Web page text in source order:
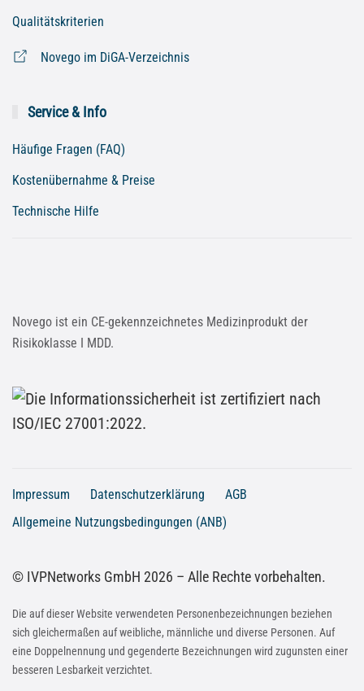
Qualitätskriterien
Novego im DiGA-Verzeichnis
Service & Info
Häufige Fragen (FAQ)
Kostenübernahme & Preise
Technische Hilfe
Novego ist ein CE-gekennzeichnetes Medizinprodukt der
Risikoklasse I MDD.
Impressum Datenschutzerklärung
AGB
Allgemeine Nutzungsbedingungen (ANB)
© IVPNetworks GmbH 2026 – Alle Rechte vorbehalten.
Die auf dieser Website verwendeten Personenbezeichnungen beziehen
sich gleichermaßen auf weibliche, männliche und diverse Personen. Auf
eine Doppelnennung und gegenderte Bezeichnungen wird zugunsten einer
besseren Lesbarkeit verzichtet.